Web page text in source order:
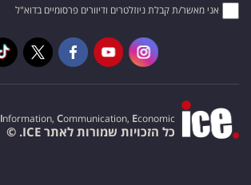
אני מאשר/ת קבלת ניוזלטרים ודיוורים פרסומיים בדוא"ל
Information, Communication, Economic
כל הזכויות שמורות לאתר ICE. ©